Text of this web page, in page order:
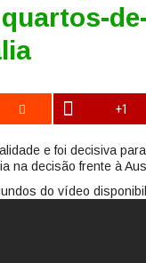
+1
e foi decisiva
na decisão frente à
do vídeo